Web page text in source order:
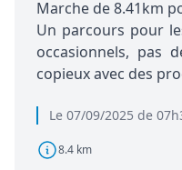
Le 07/09/2025 de
8.4 km
Marche de 8.41km
Un parcours pour
occasionnels, pas
copieux avec des